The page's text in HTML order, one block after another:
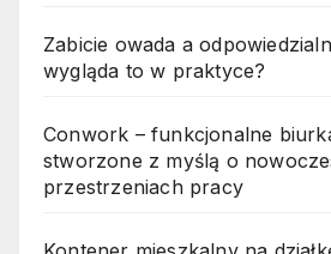
Zabicie owada a
wygląda to w praktyce?
Conwork – funkcjonalne
stworzone z myślą o
przestrzeniach pracy